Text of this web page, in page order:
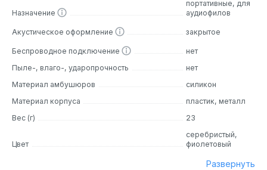
Назначение
портативные, для
аудиофилов
Акустическое оформление закрытое
Беспроводное подключение
нет
Пыле-, влаго-, ударопрочность
нет
Материал амбушюров
силикон
Материал корпуса
пластик, металл
Вес (г)
23
Цвет
серебристый,
фиолетовый
Развернуть